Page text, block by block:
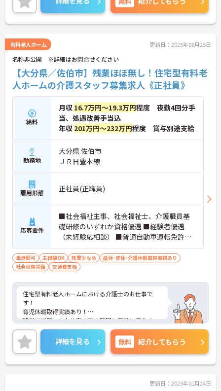
い。
有料老人ホーム 更新日：2025年06月25日
名称非公開 ※詳細はお問合せください
【大分県／佐伯市】残業ほぼ無し！住宅型有料老
人ホームの介護スタッフ募集求人《正社員》
給料
月収 16.7万円～19.3万円程度 夜勤4回分手
当、処遇改善手当込
年収 201万円～232万円程度 賞与別途支給
勤務地
大分県 佐伯市
ＪＲ日豊本線
雇用形態 正社員(正職員)
応募要件
■社会福祉主事、社会福祉士、介護職員基
礎研修のいずれか資格優遇 ■経験者優遇
（未経験応相談） ■普通自動車運転免許（A
T限定可）
車通勤可 未経験OK 残業少なめ
産休･育休･介護休暇取得実績あり
社会保険完備
交通費支給
住宅型有料老人ホームにおける介護士のお仕事で
す！
育児休暇取得実績あり！
残業ほぼ無し！お仕事の後の時間も有効に使えま
す。
ご興味ある方には、面接のポイントなど、さらに詳
細をお話致しますのでお気軽にご相談ください。
詳細を見る 無料 紹介してもらう
更新日：2025年01月24日